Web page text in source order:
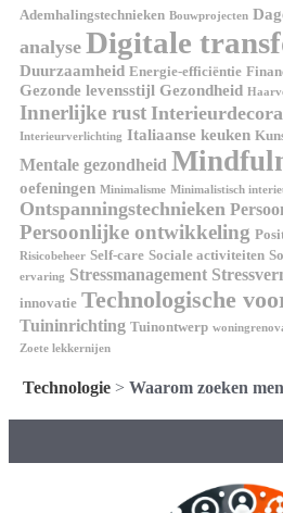
Ademhalingstechnieken Bouwprojecten
analyse Digitale
Duurzaamheid Energie-efficiëntie
Gezonde levensstijl Gezondheid
Innerlijke rust
Interieurverlichting Italiaanse keuken
Mentale gezondheid
oefeningen Minimalisme Minimalistisch
Ontspanningstechnieken
Persoonlijke ontwikkeling
Risicobeheer Self-care Sociale activiteiten
ervaring Stressmanagement
innovatie Technologische
Tuininrichting Tuinontwerp
Zoete lekkernijen
Technologie> Waarom zoeken